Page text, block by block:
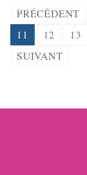
Pagination
des
publications
PRÉCÉDENT
11
12 13
SUIVANT